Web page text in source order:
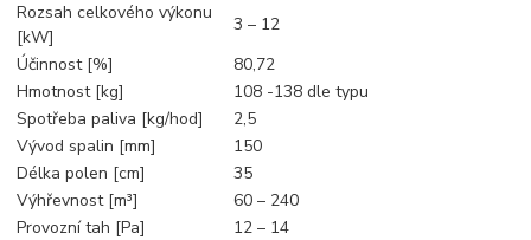
Rozsah celkového výkonu
[kW]
3 – 12
Účinnost [%]
80,72
Hmotnost [kg]
108 -138 dle typu
Spotřeba paliva [kg/hod]
2,5
Vývod spalin [mm]
150
Délka polen [cm]
35
Výhřevnost [m³]
60 – 240
Provozní tah [Pa]
12 – 14